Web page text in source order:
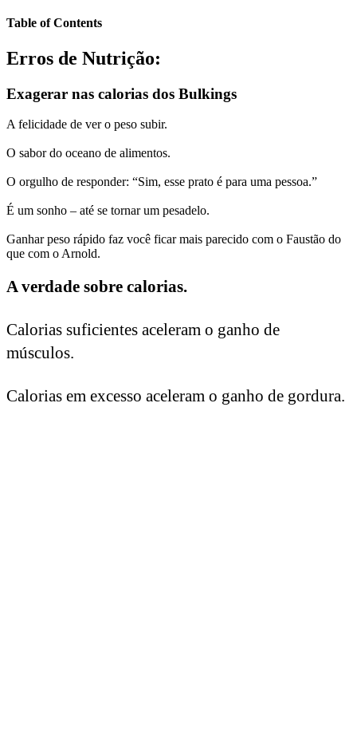
Table of Contents
Erros de Nutrição:
Exagerar nas calorias dos Bulkings
A felicidade de ver o peso subir.
O sabor do oceano de alimentos.
O orgulho de responder: “Sim, esse prato é para uma pessoa.”
É um sonho – até se tornar um pesadelo.
Ganhar peso rápido faz você ficar mais parecido com o Faustão do
que com o Arnold.
A verdade sobre calorias.
Calorias suficientes aceleram o ganho de
músculos.
Calorias em excesso aceleram o ganho de gordura.